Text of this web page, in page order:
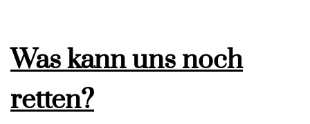
Was kann uns noch
retten?